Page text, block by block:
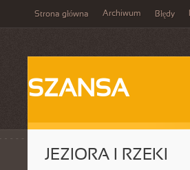
Strona główna Archiwum Błędy
SZANSA
JEZIORA I RZEKI